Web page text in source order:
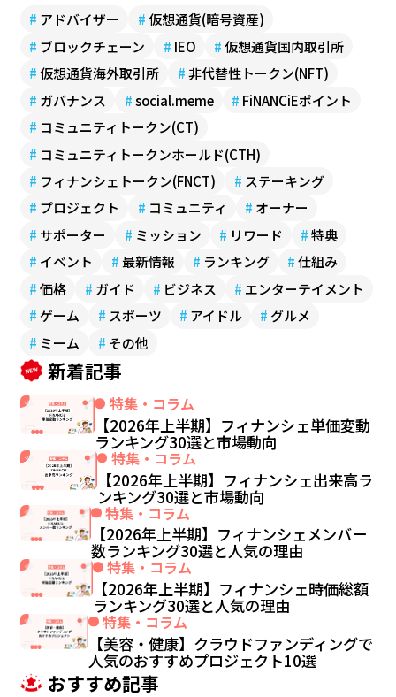
# アドバイザー #仮想通貨(暗号資産)
# ブロックチェーン # IEO #仮想通貨国内取引所
#仮想通貨海外取引所 #非代替性トークン(NFT)
# ガバナンス #social.meme # FiNANCiEポイント
# コミュニティトークン(CT)
# コミュニティトークンホールド(CTH)
# フィナンシェトークン(FNCT) # ステーキング
# プロジェクト # コミュニティ # オーナー
# サポーター # ミッション # リワード #特典
# イベント #最新情報 # ランキング #仕組み
#価格 # ガイド # ビジネス # エンターテイメント
# ゲーム # スポーツ # アイドル # グルメ
# ミーム # その他
新着記事
特集・コラム
【2026年上半期】フィナンシェ単価変動
ランキング30選と市場動向
特集・コラム
【2026年上半期】フィナンシェ出来高ラ
ンキング30選と市場動向
特集・コラム
【2026年上半期】フィナンシェメンバー
数ランキング30選と人気の理由
特集・コラム
【2026年上半期】フィナンシェ時価総額
ランキング30選と人気の理由
特集・コラム
【美容・健康】クラウドファンディングで
人気のおすすめプロジェクト10選
おすすめ記事